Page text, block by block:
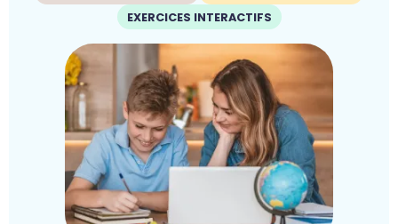
EXERCICES INTERACTIFS